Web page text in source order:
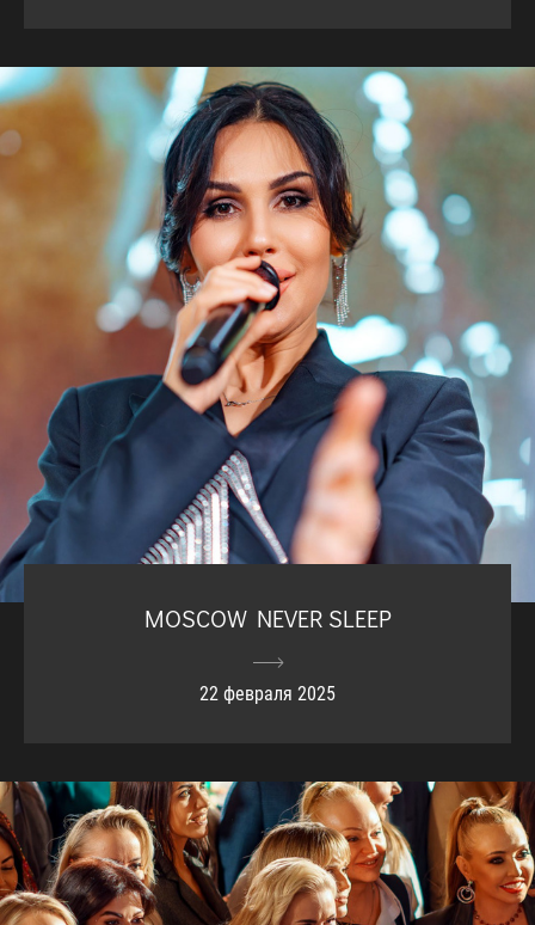
MOSCOW NEVER SLEEP
22 февраля 2025